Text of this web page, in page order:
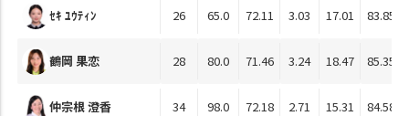
ｾｷ ﾕｳﾃｨﾝ 26 65.0 72.11 3.03 17.01 83.85
鶴岡 果恋 28 80.0 71.46 3.24 18.47 85.35
仲宗根 澄香 34 98.0 72.18 2.71 15.31 84.58